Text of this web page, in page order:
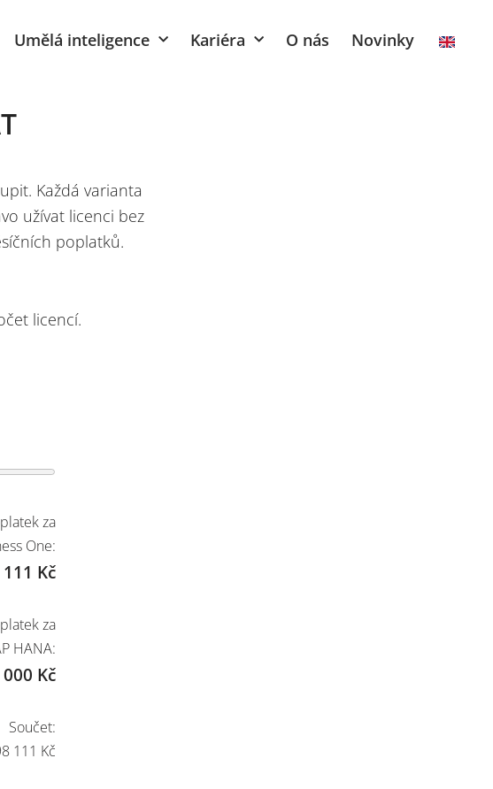
Umělá inteligence Kariéra O nás Novinky
Každá varianta
užívat licenci bez
poplatků.
licencí.
za
One:
Kč
za
HANA:
Kč
Součet:
111 Kč